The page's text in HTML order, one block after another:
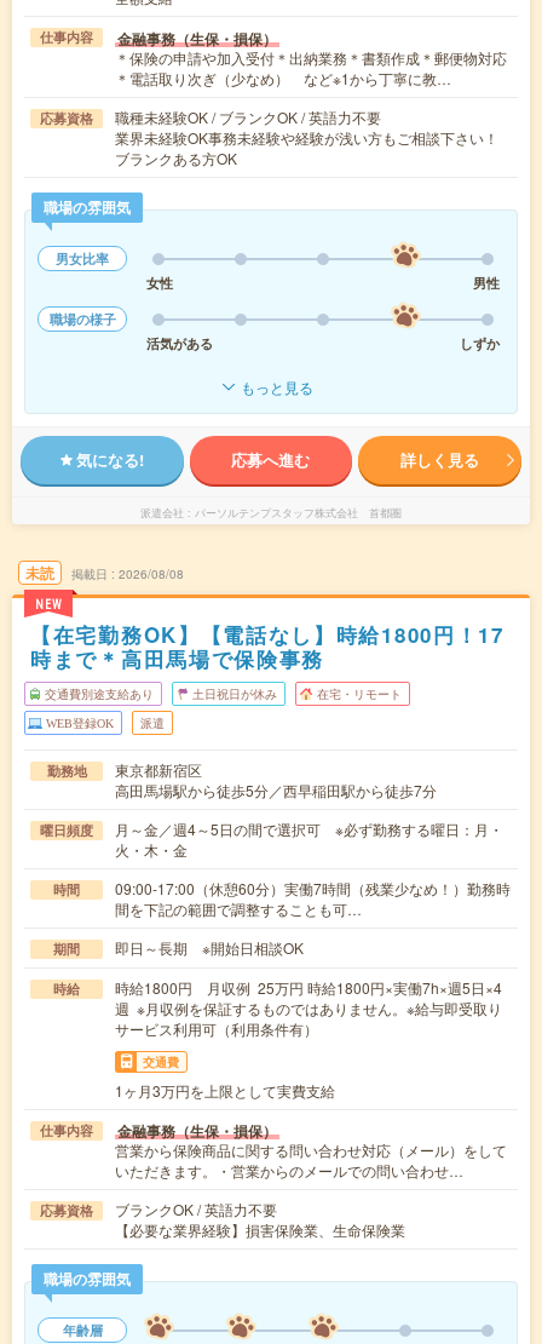
仕事内容 金融事務（生保・損保）
＊保険の申請や加入受付＊出納業務＊書類作成＊郵便物対応
＊電話取り次ぎ（少なめ） など※1から丁寧に教…
応募資格
職種未経験OK / ブランクOK / 英語力不要
業界未経験OK事務未経験や経験が浅い方もご相談下さい！
ブランクある方OK
職場の雰囲気
男女比率
女性
男性
職場の様子
活気がある
しずか
もっと見る
気になる! 応募へ進む 詳しく見る
派遣会社 パーソルテンプスタッフ株式会社 首都圏
未読
NEW
掲載日 2026/08/08
【在宅勤務OK】【電話なし】時給1800円！17
時まで＊高田馬場で保険事務
交通費別途支給あり 土日祝日が休み 在宅・リモート
WEB登録OK 派遣
勤務地
東京都新宿区
高田馬場駅から徒歩5分／西早稲田駅から徒歩7分
曜日頻度
月～金／週4～5日の間で選択可 ※必ず勤務する曜日：月・
火・木・金
時間
09:00-17:00（休憩60分）実働7時間（残業少なめ！）勤務時
間を下記の範囲で調整することも可…
期間 即日～長期 ※開始日相談OK
時給
時給1800円 月収例 25万円 時給1800円×実働7h×週5日×4
週 ※月収例を保証するものではありません。※給与即受取り
サービス利用可（利用条件有）
交通費
1ヶ月3万円を上限として実費支給
仕事内容 金融事務（生保・損保）
営業から保険商品に関する問い合わせ対応（メール）をして
いただきます。・営業からのメールでの問い合わせ…
応募資格
ブランクOK / 英語力不要
【必要な業界経験】損害保険業、生命保険業
職場の雰囲気
年齢層